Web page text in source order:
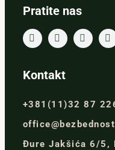
Pratite nas
Kontakt
+381(11)32 87
Đure Jakšića 6/5,